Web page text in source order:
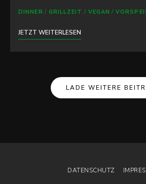
DINNER / GRILLZEIT / VEGAN /
JETZT WEITERLESEN
Navigation
LADE WEITERE
DATENSCHUTZ